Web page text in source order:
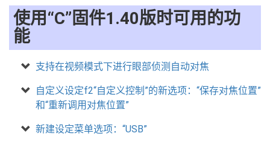
使用“C”固件1.40版时可用的功
能
支持在视频模式下进行眼部侦测自动对焦
自定义设定f2“自定义控制”的新选项：“保存对焦位置”
和“重新调用对焦位置”
新建设定菜单选项：“USB”